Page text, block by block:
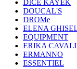
DICE KAYEK
DOUCAL'S
DROMe
ELENA
EQUIPMENT
ERIKA
ERMANNO
ESSENTIEL